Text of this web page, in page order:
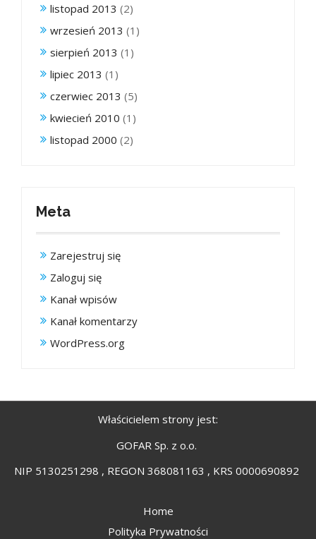
listopad 2013 (2)
wrzesień 2013 (1)
sierpień 2013 (1)
lipiec 2013 (1)
czerwiec 2013 (5)
kwiecień 2010 (1)
listopad 2000 (2)
Meta
Zarejestruj się
Zaloguj się
Kanał wpisów
Kanał komentarzy
WordPress.org
Właścicielem strony jest:
GOFAR Sp. z o.o.
NIP 5130251298 , REGON 368081163 , KRS 0000690892
Home
Polityka Prywatności